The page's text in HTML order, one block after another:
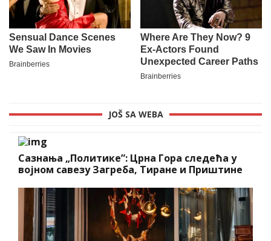
JOŠ SA WEBA
Сазнања „Политике”: Црна Гора следећа у
војном савезу Загреба, Тиране и Приштине